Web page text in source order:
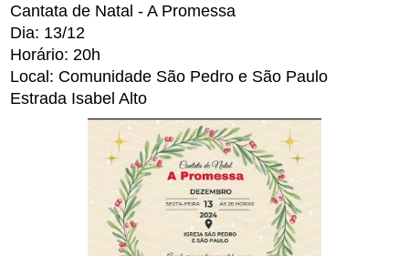
Cantata de Natal - A Promessa
Dia: 13/12
Horário: 20h
Local: Comunidade São Pedro e São Paulo
Estrada Isabel Alto